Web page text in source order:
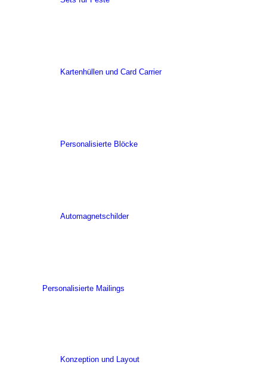
Kartenhüllen und Card Carrier
Personalisierte Blöcke
Automagnetschilder
Personalisierte Mailings
Konzeption und Layout